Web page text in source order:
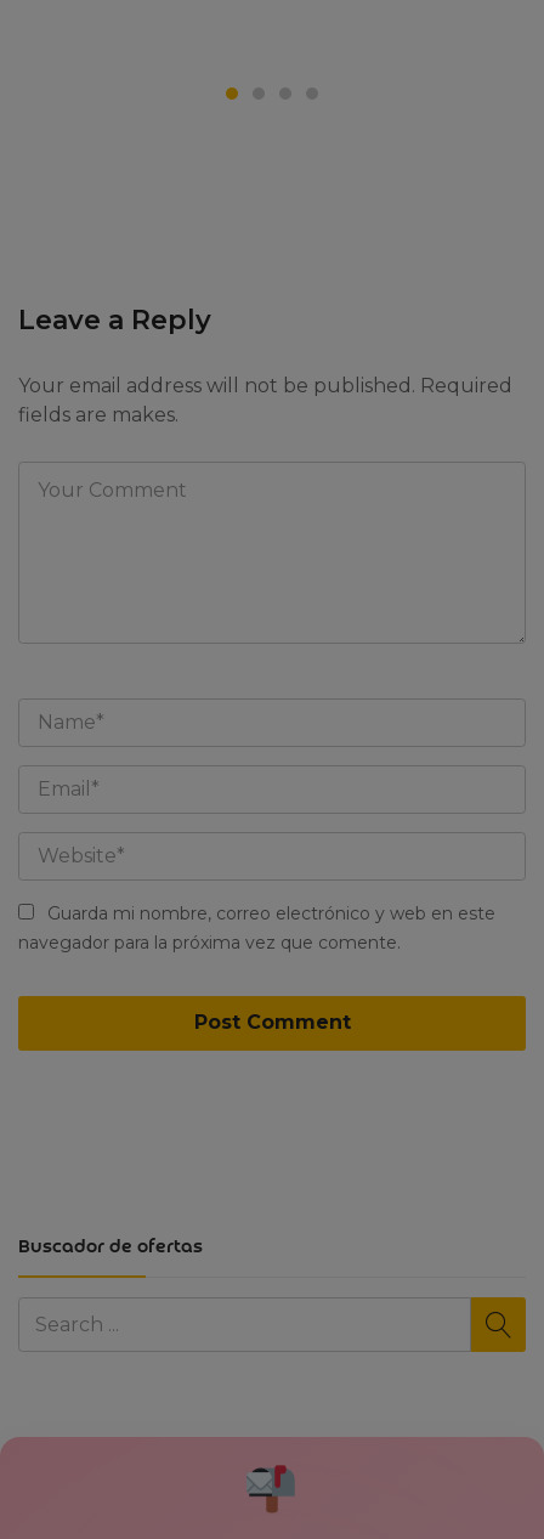
Buscador de ofertas
Leave a Reply
Your email address will not be published. Required
fields are makes.
Guarda mi nombre, correo electrónico y web en este
navegador para la próxima vez que comente.